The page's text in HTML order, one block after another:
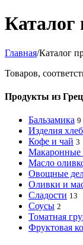
Каталог
Главная/Каталог
Товаров,
Продукты из
Бальзамика 9
Изделия
Кофе и чай 3
Макаронные
Масло
Овощные
Оливки и
Сладости 13
Соусы 2
Томатная
Фруктовая